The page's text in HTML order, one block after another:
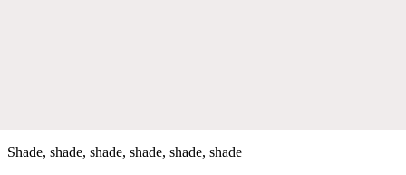
Shade, shade, shade, shade, shade, shade